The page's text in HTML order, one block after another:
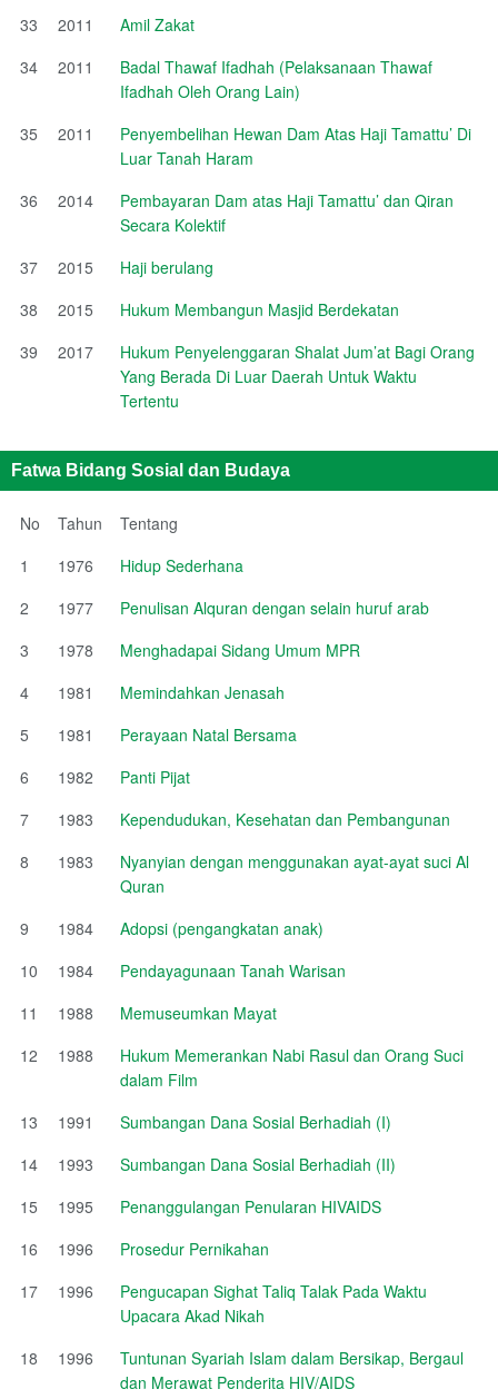
33 2011
Amil Zakat
34
2011
Badal Thawaf Ifadhah (Pelaksanaan Thawaf
Ifadhah Oleh Orang Lain)
35
2011
Penyembelihan Hewan Dam Atas Haji Tamattu’ Di
Luar Tanah Haram
36
2014
Pembayaran Dam atas Haji Tamattu’ dan Qiran
Secara Kolektif
37
2015
Haji berulang
38
2015
Hukum Membangun Masjid Berdekatan
39
2017
Hukum Penyelenggaran Shalat Jum’at Bagi Orang
Yang Berada Di Luar Daerah Untuk Waktu
Tertentu
Fatwa Bidang Sosial dan Budaya
No Tahun
Tentang
1
1976
Hidup Sederhana
2
1977
Penulisan Alquran dengan selain huruf arab
3
1978
Menghadapai Sidang Umum MPR
4
1981
Memindahkan Jenasah
5
1981
Perayaan Natal Bersama
6
1982
Panti Pijat
7
1983
Kependudukan, Kesehatan dan Pembangunan
8
1983
Nyanyian dengan menggunakan ayat-ayat suci Al
Quran
9
1984
Adopsi (pengangkatan anak)
10
1984
Pendayagunaan Tanah Warisan
11
1988
Memuseumkan Mayat
12
1988
Hukum Memerankan Nabi Rasul dan Orang Suci
dalam Film
13
1991
Sumbangan Dana Sosial Berhadiah (I)
14
1993
Sumbangan Dana Sosial Berhadiah (II)
15
1995
Penanggulangan Penularan HIVAIDS
16
1996
Prosedur Pernikahan
17
1996
Pengucapan Sighat Taliq Talak Pada Waktu
Upacara Akad Nikah
18
1996
Tuntunan Syariah Islam dalam Bersikap, Bergaul
dan Merawat Penderita HIV/AIDS